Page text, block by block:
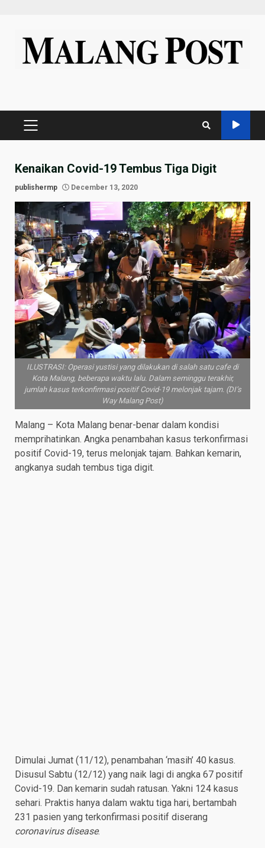
content
PRIMARY
Kenaikan Covid-19 Tembus Tiga Digit
publishermp December 13, 2020
ILUSTRASI: Operasi yustisi yang dilakukan di salah satu cafe di
Kota Malang, beberapa waktu lalu. Dalam seminggu terakhir,
jumlah kasus terkonfirmasi positif Covid-19 melonjak tajam. (DI’s
Way Malang Post)
Malang – Kota Malang benar-benar dalam kondisi
memprihatinkan. Angka penambahan kasus terkonfirmasi
positif Covid-19, terus melonjak tajam. Bahkan kemarin,
angkanya sudah tembus tiga digit.
Dimulai Jumat (11/12), penambahan ‘masih’ 40 kasus.
Disusul Sabtu (12/12) yang naik lagi di angka 67 positif
Covid-19. Dan kemarin sudah ratusan. Yakni 124 kasus
sehari. Praktis hanya dalam waktu tiga hari, bertambah
231 pasien yang terkonfirmasi positif diserang
coronavirus disease.